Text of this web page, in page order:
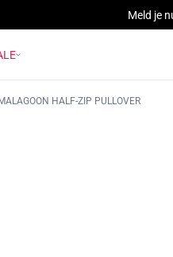
Meld je
MALAGOON HALF-ZIP PULLOVER